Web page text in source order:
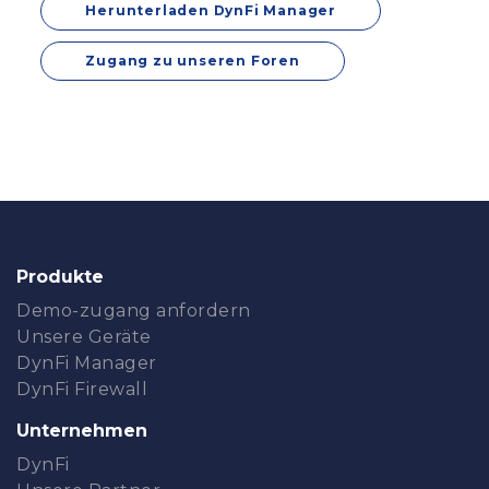
Herunterladen DynFi Manager
Zugang zu unseren Foren
Produkte
Demo-zugang anfordern
Unsere Geräte
DynFi Manager
DynFi Firewall
Unternehmen
DynFi